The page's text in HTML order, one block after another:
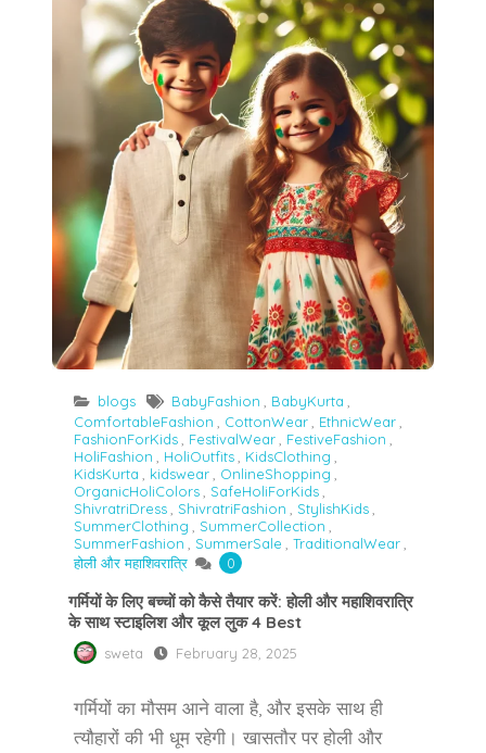
blogs BabyFashion BabyKurta
ComfortableFashion
CottonWear EthnicWear
FashionForKids
FestivalWear FestiveFashion
HoliFashion
HoliOutfits KidsClothing
KidsKurta
kidswear OnlineShopping
OrganicHoliColors
SafeHoliForKids
ShivratriDress
ShivratriFashion StylishKids
SummerClothing
SummerCollection
SummerFashion
SummerSale TraditionalWear
होली और महाशिवरात्रि
0
गर्मियों के लिए बच्चों को कैसे तैयार करें: होली और महाशिवरात्रि
के साथ स्टाइलिश और कूल लुक 4 Best
sweta February 28, 2025
गर्मियों का मौसम आने वाला है, और इसके साथ ही
त्यौहारों की भी धूम रहेगी। खासतौर पर होली और